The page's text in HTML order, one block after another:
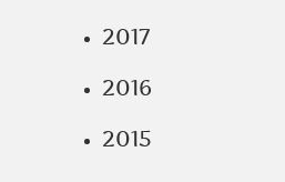
2017
2016
2015